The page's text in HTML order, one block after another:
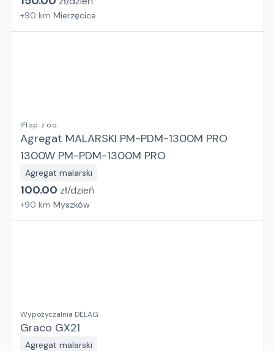
+90 km Mierzęcice
IFI sp. z o.o.
Agregat MALARSKI PM-PDM-1300M PRO
1300W PM-PDM-1300M PRO
Agregat malarski
100.00 zł/dzień
+90 km Myszków
Wypożyczalnia DELAG
Graco GX21
Agregat malarski